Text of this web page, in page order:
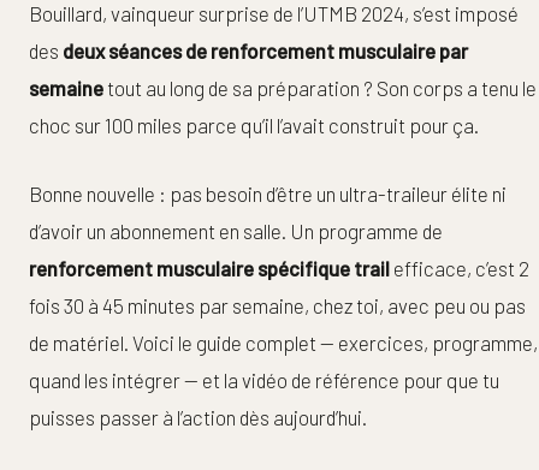
Bouillard, vainqueur surprise de l’UTMB 2024, s’est imposé
des deux séances de renforcement musculaire par
semaine tout au long de sa préparation ? Son corps a tenu le
choc sur 100 miles parce qu’il l’avait construit pour ça.
Bonne nouvelle : pas besoin d’être un ultra-traileur élite ni
d’avoir un abonnement en salle. Un programme de
renforcement musculaire spécifique trail efficace, c’est 2
fois 30 à 45 minutes par semaine, chez toi, avec peu ou pas
de matériel. Voici le guide complet — exercices, programme,
quand les intégrer — et la vidéo de référence pour que tu
puisses passer à l’action dès aujourd’hui.